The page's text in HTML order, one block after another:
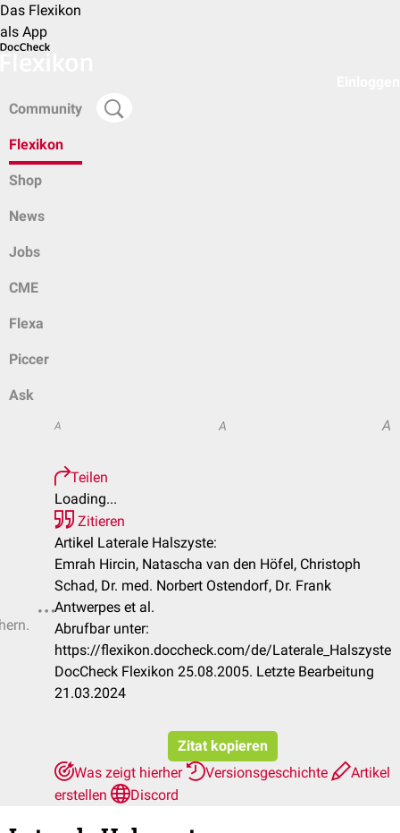
Das Flexikon
als App
Community
Flexikon
Shop
News
Jobs
CME
Flexa
Piccer
Ask
A A A
Teilen
Loading...
Zitieren
Artikel Laterale Halszyste:
Emrah Hircin, Natascha van den Höfel, Christoph
Schad, Dr. med. Norbert Ostendorf, Dr. Frank
Antwerpes et al.
Abrufbar unter:
https://flexikon.doccheck.com/de/Laterale_Halszyste
DocCheck Flexikon 25.08.2005. Letzte Bearbeitung
21.03.2024
Zitat kopieren
Was zeigt hierher
Versionsgeschichte
Artikel
erstellen
Discord